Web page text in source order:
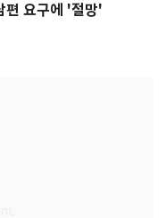
편 요구에 '절망'